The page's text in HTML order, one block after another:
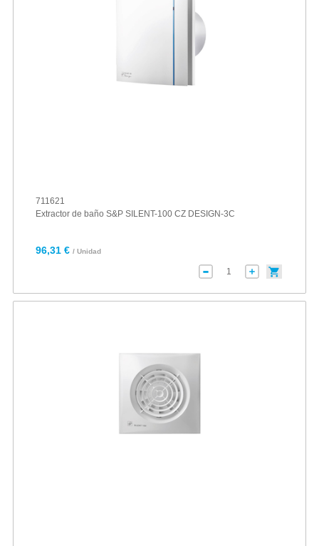
711621
Extractor de baño S&P SILENT-100 CZ DESIGN-3C
96,31 € / Unidad